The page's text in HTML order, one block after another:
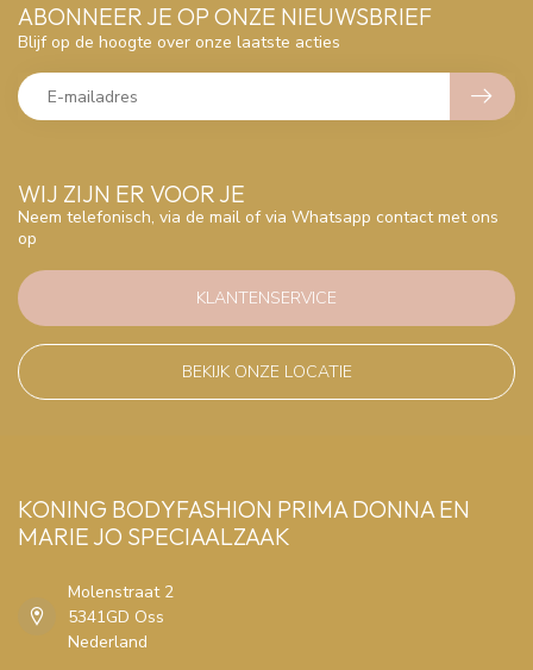
WIJ ZIJN ER VOOR JE
Neem telefonisch, via de mail of via Whatsapp contact met ons
op
KLANTENSERVICE
BEKIJK ONZE LOCATIE
ABONNEER JE OP ONZE NIEUWSBRIEF
Blijf op de hoogte over onze laatste acties
KONING BODYFASHION PRIMA DONNA EN
MARIE JO SPECIAALZAAK
Molenstraat 2
5341GD Oss
Nederland